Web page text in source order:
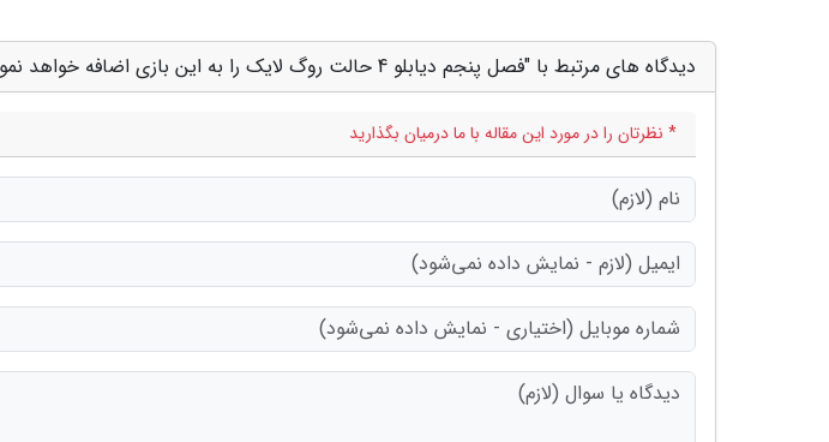
دیدگاه های مرتبط با "فصل پنجم دیابلو 4 حالت روگ لایک را به این بازی اضافه خواهد نمود"
* نظرتان را در مورد این مقاله با ما درمیان بگذارید